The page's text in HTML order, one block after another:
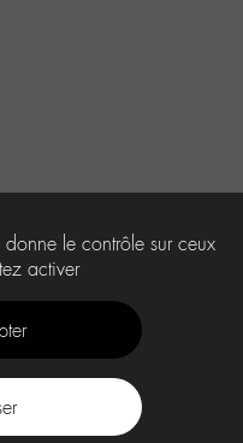
le contrôle sur ceux
activer